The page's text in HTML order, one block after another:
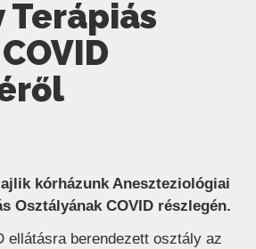
Terápiás
kórházunk Aneszteziológiai
Osztályának COVID részlegén.
ellátásra berendezett osztály az